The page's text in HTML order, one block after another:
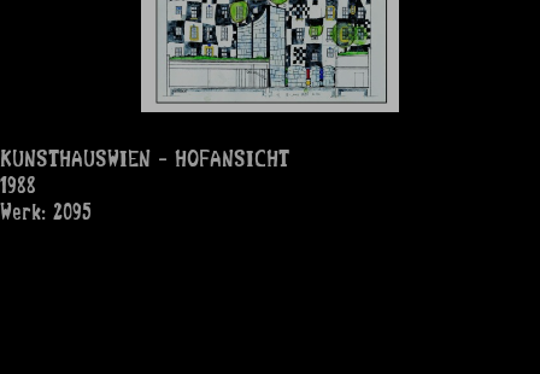
KUNSTHAUSWIEN - HOFANSICHT
1988
Werk: 2095